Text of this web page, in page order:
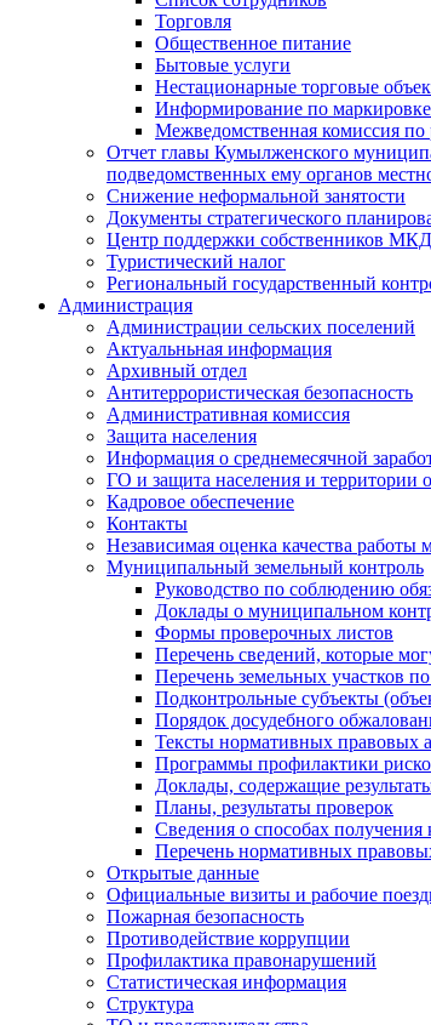
Торговля
Общественное питание
Бытовые услуги
Нестационарные торговые
Информирование по
Межведомственная комиссия по
Отчет главы Кумылженского
подведомственных ему органов
Снижение неформальной занятости
Документы стратегического
Центр поддержки собственников МКД
Туристический налог
Региональный государственный
Администрация
Администрации сельских поселений
Актуальньная информация
Архивный отдел
Антитеррористическая безопасность
Административная комиссия
Защита населения
Информация о среднемесячной
ГО и защита населения и территории
Кадровое обеспечение
Контакты
Независимая оценка качества
Муниципальный земельный контроль
Руководство по соблюдению
Доклады о муниципальном
Формы проверочных листов
Перечень сведений, которые
Перечень земельных участков
Подконтрольные субъекты
Порядок досудебного
Тексты нормативных правовых
Программы профилактики
Доклады, содержащие
Планы, результаты проверок
Сведения о способах получения
Перечень нормативных
Открытые данные
Официальные визиты и рабочие
Пожарная безопасность
Противодействие коррупции
Профилактика правонарушений
Статистическая информация
Структура